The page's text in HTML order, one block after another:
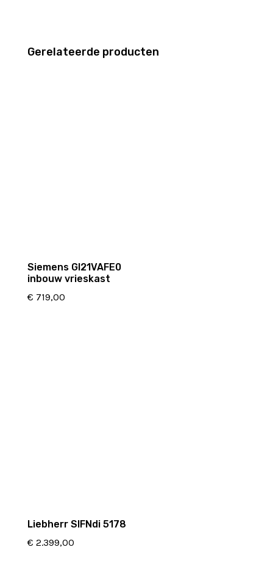
Gerelateerde producten
Siemens GI21VAFE0
inbouw vrieskast
€ 719,00
Liebherr SIFNdi 5178
€ 2.399,00